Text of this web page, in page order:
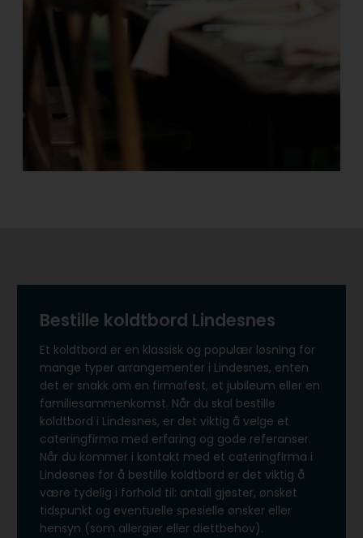
Bestille koldtbord Lindesnes
Et koldtbord er en klassisk og populær løsning for
mange typer arrangementer i Lindesnes, enten
det er snakk om en firmafest, et jubileum eller en
familiesammenkomst. Når du skal bestille
koldtbord i Lindesnes, er det viktig å velge et
cateringfirma med erfaring og gode referanser.
Når du kommer i kontakt med et cateringfirma i
Lindesnes for å bestille koldtbord er det viktig å
være tydelig i forhold til: antall gjester, ønsket
tidspunkt og eventuelle spesielle ønsker eller
hensyn (som allergier eller diettbehov).